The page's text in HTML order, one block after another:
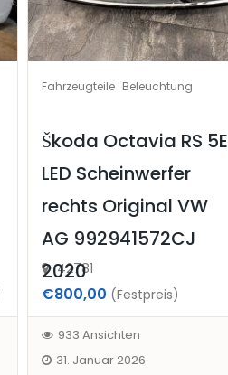
Fahrzeugteile Beleuchtung
Škoda Octavia RS 5E
LED Scheinwerfer
rechts Original VW
AG 992941572CJ
2020
42781
€800,00 (Festpreis)
933 Ansichten
31. Januar 2026